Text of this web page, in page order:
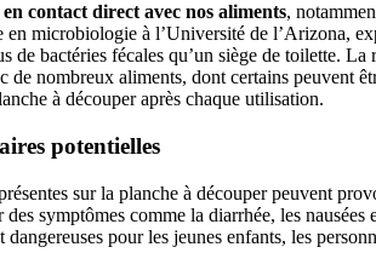
contact direct avec nos aliments,
microbiologie à l’Université de l’Arizona,
de bactéries fécales qu’un siège de toilette.
de nombreux aliments, dont certains peuvent
à découper après chaque utilisation.
potentielles
sur la planche à découper peuvent
des symptômes comme la diarrhée, les
pour les jeunes enfants, les